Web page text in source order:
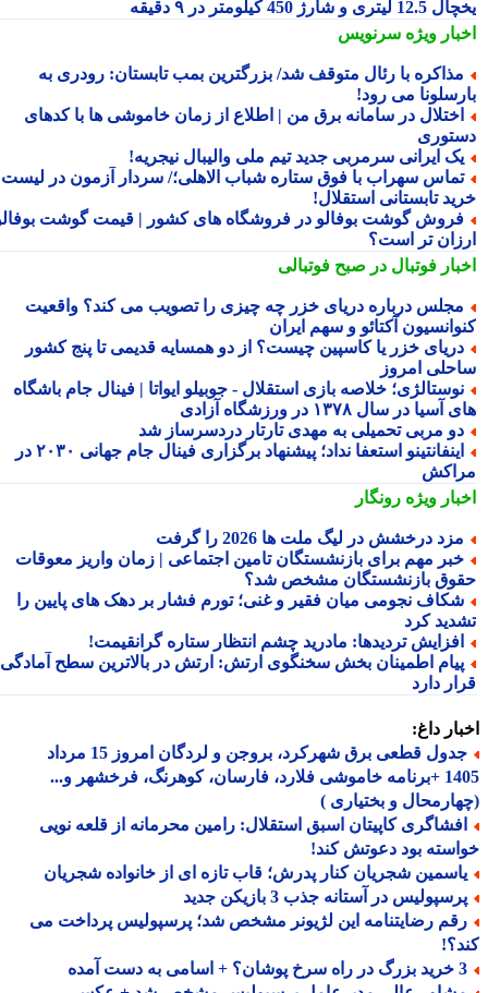
و شارژ 450 کیلومتر در ۹ دقیقه
ویژهسرنویس
با رئال متوقف شد/ بزرگترین بمب تابستان: رودری به
می رود!
در سامانه برق من | اطلاع از زمان خاموشی ها با کدهای
ایرانی سرمربی جدید تیم ملی والیبال نیجریه!
سهراب با فوق ستاره شباب الاهلی؛/ سردار آزمون در لیست
تابستانی استقلال!
گوشت بوفالو در فروشگاه های کشور | قیمت گوشت بوفالو
تر است؟
فوتبال در صبح فوتبالی
درباره دریای خزر چه چیزی را تصویب می کند؟ واقعیت
آکتائو و سهم ایران
خزر یا کاسپین چیست؟ از دو همسایه قدیمی تا پنج کشور
امروز
خلاصه بازی استقلال - جوبیلو ایواتا | فینال جام باشگاه
در سال ۱۳۷۸ در ورزشگاه آزادی
مربی تحمیلی به مهدی تارتار دردسرساز شد
اینفانتینو استعفا نداد؛ پیشنهاد برگزاری فینال جام جهانی ۲۰۳۰ در
ویژهرونگار
درخشش در لیگ ملت ها 2026 را گرفت
مهم برای بازنشستگان تامین اجتماعی | زمان واریز معوقات
بازنشستگان مشخص شد؟
نجومی میان فقیر و غنی؛ تورم فشار بر دهک های پایین را
کرد
تردیدها: مادرید چشم انتظار ستاره گرانقیمت!
اطمینان بخش سخنگوی ارتش: ارتش در بالاترین سطح آمادگی
دارد
داغ:
جدول قطعی برق شهرکرد، بروجن و لردگان امروز 15 مرداد
1405 +برنامه خاموشی فلارد، فارسان، کوهرنگ، فرخشهر و...
و بختیاری )
کاپیتان اسبق استقلال: رامین محرمانه از قلعه نویی
بود دعوتش کند!
شجریان کنار پدرش؛ قاب تازه ای از خانواده شجریان
در آستانه جذب 3 بازیکن جدید
رضایتنامه این لژیونر مشخص شد؛ پرسپولیس پرداخت می